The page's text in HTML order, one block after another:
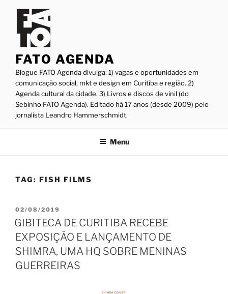
conteúdo
FATO AGENDA
Blogue FATO Agenda divulga: 1) vagas e oportunidades em
comunicação social, mkt e design em Curitiba e região. 2)
Agenda cultural da cidade. 3) Livros e discos de vinil (do
Sebinho FATO Agenda). Editado há 17 anos (desde 2009) pelo
jornalista Leandro Hammerschmidt.
Menu
TAG: FISH FILMS
PUBLICADO
EM
02/08/2019
GIBITECA DE CURITIBA RECEBE
EXPOSIÇÃO E LANÇAMENTO DE
SHIMRA, UMA HQ SOBRE MENINAS
GUERREIRAS